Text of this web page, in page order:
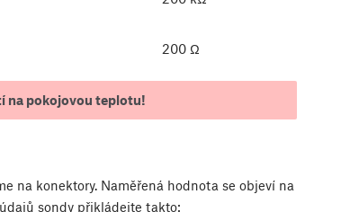
200 Ω
na pokojovou teplotu!
na konektory. Naměřená hodnota se objeví na
sondy přikládejte takto: